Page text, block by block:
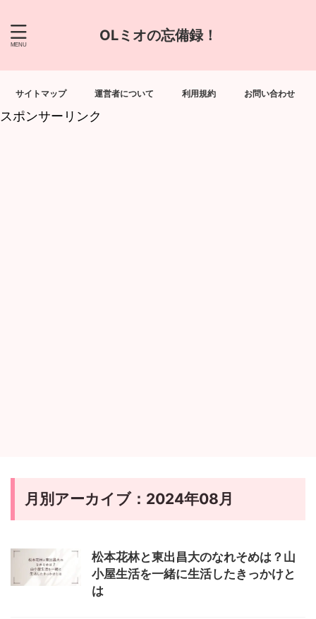
OLミオの忘備録！
サイトマップ 運営者について 利用規約 お問い合わせ
スポンサーリンク
月別アーカイブ：2024年08月
松本花林と東出昌大のなれそめは？山
小屋生活を一緒に生活したきっかけと
は